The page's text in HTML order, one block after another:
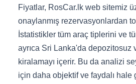
Fiyatlar, RosCar.lk web sitemiz
onaylanmış rezervasyonlardan
İstatistikler tüm araç tiplerini ve
ayrıca Sri Lanka'da depozitosuz
kiralamayı içerir. Bu da analizi
için daha objektif ve faydalı hale